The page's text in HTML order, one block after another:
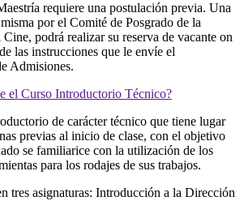
requiere una postulación previa. Una
por el Comité de Posgrado de la
podrá realizar su reserva de vacante on
las instrucciones que le envíe el
Admisiones.
el Curso Introductorio Técnico?
de carácter técnico que tiene lugar
previas al inicio de clase, con el objetivo
se familiarice con la utilización de los
para los rodajes de sus trabajos.
tres asignaturas: Introducción a la Dirección